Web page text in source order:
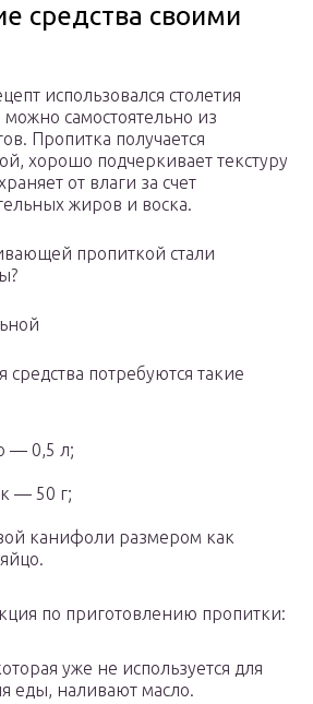
средства своими
использовался столетия
можно самостоятельно из
Пропитка получается
хорошо подчеркивает текстуру
от влаги за счет
жиров и воска.
пропиткой стали
средства потребуются такие
— 0,5 л;
— 50 г;
канифоли размером как
по приготовлению пропитки:
уже не используется для
еды, наливают масло.